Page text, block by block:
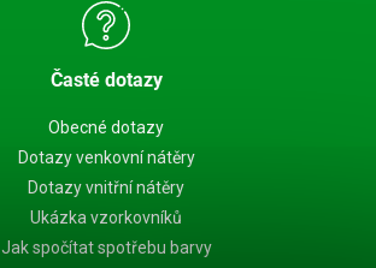
Časté dotazy
Obecné dotazy
Dotazy venkovní nátěry
Dotazy vnitřní nátěry
Ukázka vzorkovníků
Jak spočítat spotřebu barvy